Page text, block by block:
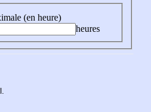
(en heure)
heures